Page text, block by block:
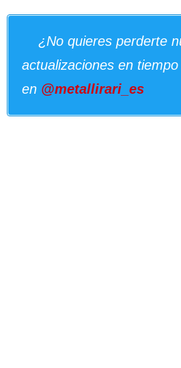
¿No quieres perderte
actualizaciones en
en @metallirari_es